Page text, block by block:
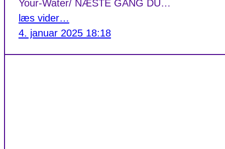
Your-Water/ NÆSTE GANG DU…
læs vider…
4. januar 2025 18:18